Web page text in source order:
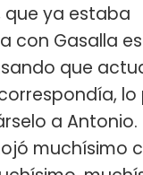
que ya estaba
con Gasalla
que
lo
a Antonio.
muchísimo